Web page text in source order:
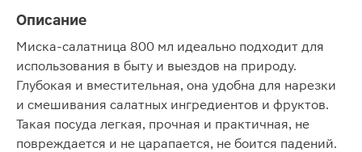
Описание
Миска-салатница 800 мл идеально подходит для
использования в быту и выездов на природу.
Глубокая и вместительная, она удобна для нарезки
и смешивания салатных ингредиентов и фруктов.
Такая посуда легкая, прочная и практичная, не
повреждается и не царапается, не боится падений.